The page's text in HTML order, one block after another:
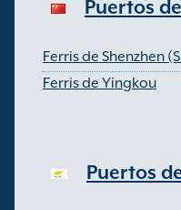
Puertos
Ferris de Shenzhen
Ferris de Yingkou
Puertos